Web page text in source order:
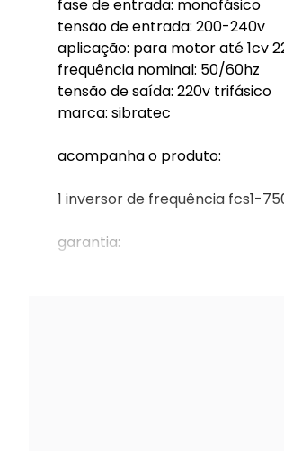
fase de entrada: monofásico
tensão de entrada: 200-240v
aplicação: para motor até 1cv
frequência nominal: 50/60hz
tensão de saída: 220v trifásico
marca: sibratec
acompanha o produto:
1 inversor de frequência fcs1-
garantia: